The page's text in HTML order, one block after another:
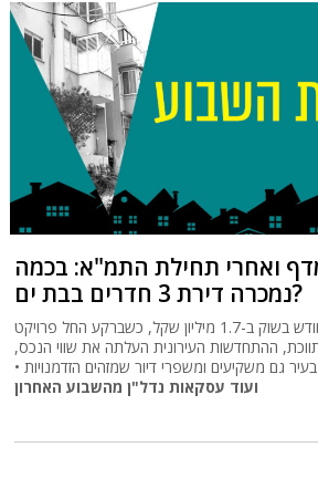
ואחרי תחילת התמ"א: בכמה
נמכרה דירת 3 חדרים בבת ים?
הדירה נמכרה לאחר כחודש בשוק ב-1.7 מיליון שקל, כשברקע החל פרויקט
המתווכת, ההתחדשות העירונית העלתה את שווי הנכס,
גם משקיעים ומשפרי דיור שמזהים הזדמנויות •